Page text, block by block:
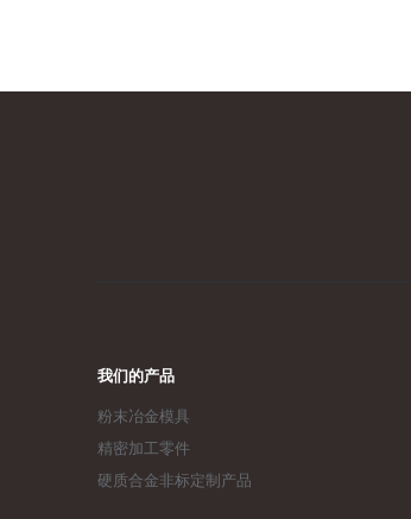
我们的产品
粉末冶金模具
精密加工零件
硬质合金非标定制产品